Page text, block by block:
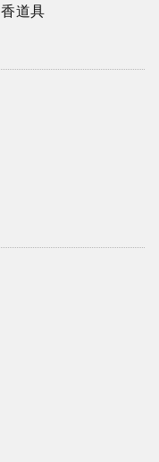
香道具